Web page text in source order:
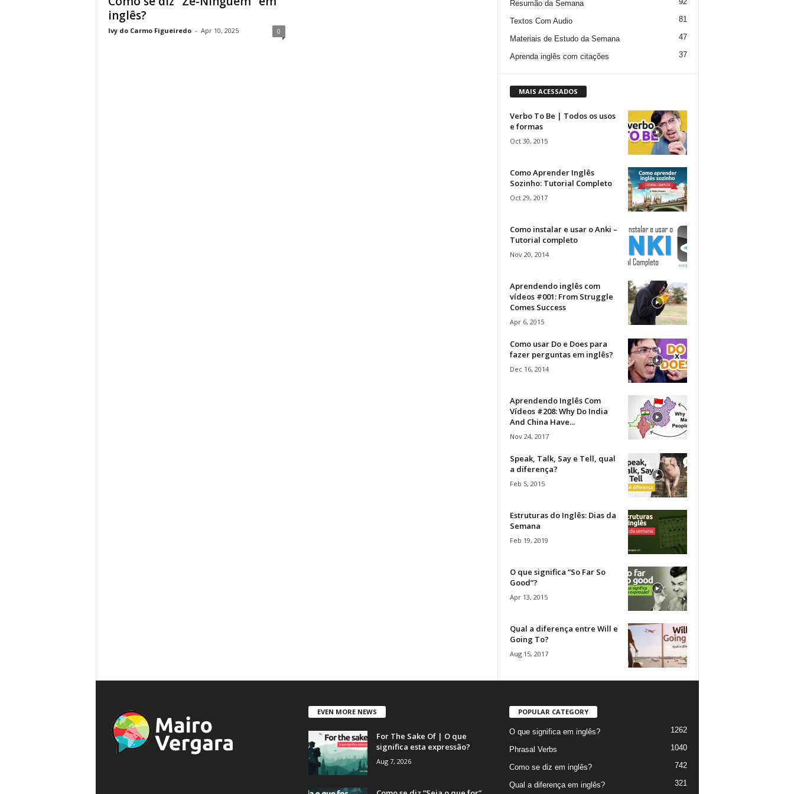
inglês?
Ivy do Carmo Figueiredo - Apr 10, 2025 0
Resumão da Semana
Textos Com Audio 81
Materiais de Estudo da Semana 47
Aprenda inglês com citações 37
MAIS ACESSADOS
Verbo To Be | Todos os usos
e formas
Oct 30, 2015
Como Aprender Inglês
Sozinho: Tutorial Completo
Oct 29, 2017
Como instalar e usar o Anki –
Tutorial completo
Nov 20, 2014
Aprendendo inglês com
vídeos #001: From Struggle
Comes Success
Apr 6, 2015
Como usar Do e Does para
fazer perguntas em inglês?
Dec 16, 2014
Aprendendo Inglês Com
Vídeos #208: Why Do India
And China Have...
Nov 24, 2017
Speak, Talk, Say e Tell, qual
a diferença?
Feb 5, 2015
Estruturas do Inglês: Dias da
Semana
Feb 19, 2019
O que significa “So Far So
Good”?
Apr 13, 2015
Qual a diferença entre Will e
Going To?
Aug 15, 2017
EVEN MORE NEWS
For The Sake Of | O que
significa esta expressão?
Aug 7, 2026
POPULAR CATEGORY
O que significa em inglês? 1262
Phrasal Verbs 1040
Como se diz em inglês? 742
Qual a diferença em inglês? 321